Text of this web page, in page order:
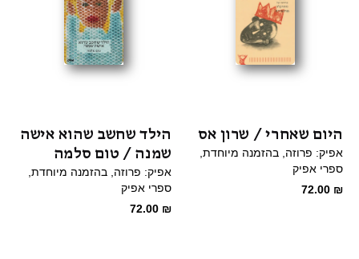
היום שאחרי / שרון אס
אפיק: פרוזה בהזמנה מיוחדת
ספרי אפיק
72.00 ₪
הילד שחשב שהוא אישה
שמנה / טום סלמה
אפיק: פרוזה בהזמנה מיוחדת
ספרי אפיק
72.00 ₪